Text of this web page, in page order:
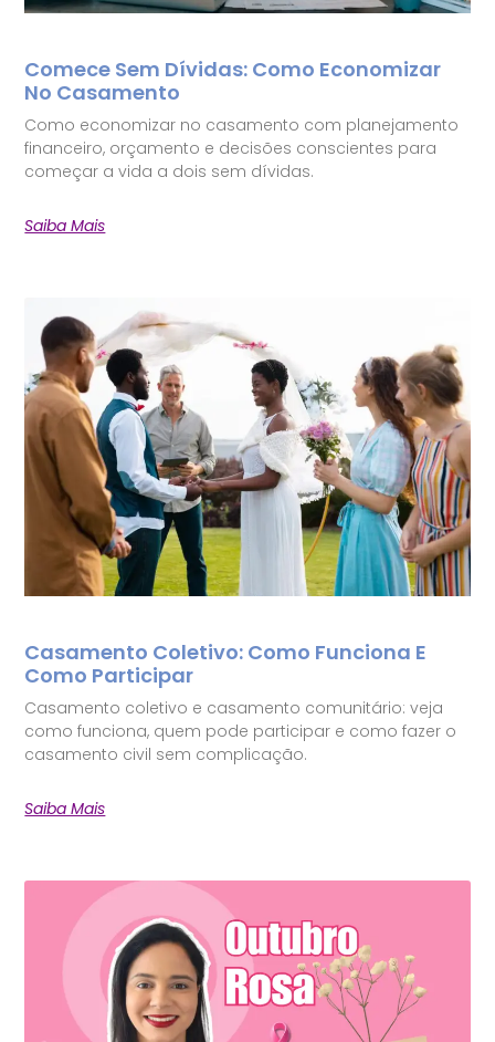
Comece Sem Dívidas: Como Economizar
No Casamento
Como economizar no casamento com planejamento
financeiro, orçamento e decisões conscientes para
começar a vida a dois sem dívidas.
Saiba Mais
Casamento Coletivo: Como Funciona E
Como Participar
Casamento coletivo e casamento comunitário: veja
como funciona, quem pode participar e como fazer o
casamento civil sem complicação.
Saiba Mais